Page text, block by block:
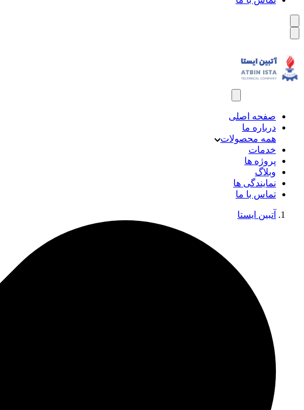
صفحه اصلی
درباره ما
همه محصولات
خدمات
پروژه ها
وبلاگ
نمایندگی ها
تماس با ما
آتبین ایستا